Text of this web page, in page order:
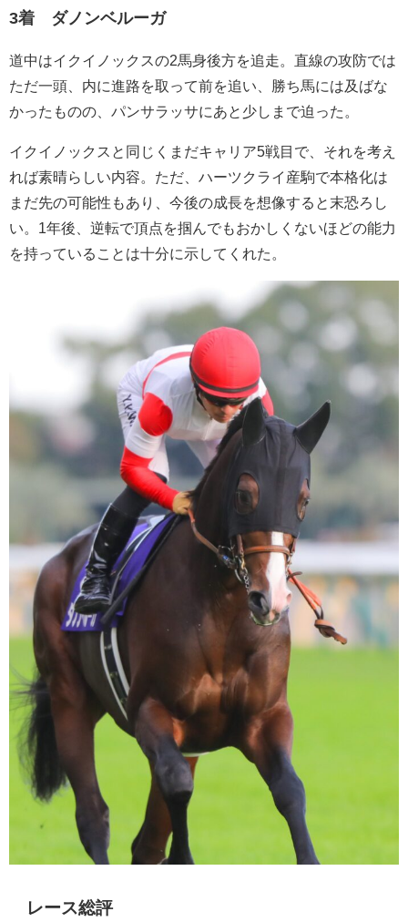
3着 ダノンベルーガ
道中はイクイノックスの2馬身後方を追走。直線の攻防では
ただ一頭、内に進路を取って前を追い、勝ち馬には及ばな
かったものの、パンサラッサにあと少しまで迫った。
イクイノックスと同じくまだキャリア5戦目で、それを考え
れば素晴らしい内容。ただ、ハーツクライ産駒で本格化は
まだ先の可能性もあり、今後の成長を想像すると末恐ろし
い。1年後、逆転で頂点を掴んでもおかしくないほどの能力
を持っていることは十分に示してくれた。
レース総評